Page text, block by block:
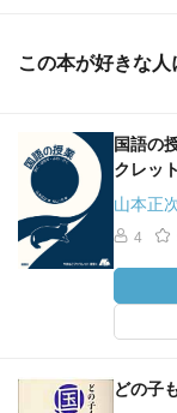
この本が好きな
国語の
クレッ
山本正
4
どの子